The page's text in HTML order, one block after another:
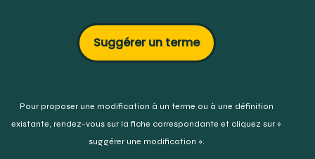
Suggérer un terme
Pour proposer une modification à un terme ou à une définition
existante, rendez-vous sur la fiche correspondante et cliquez sur «
suggérer une modification ».